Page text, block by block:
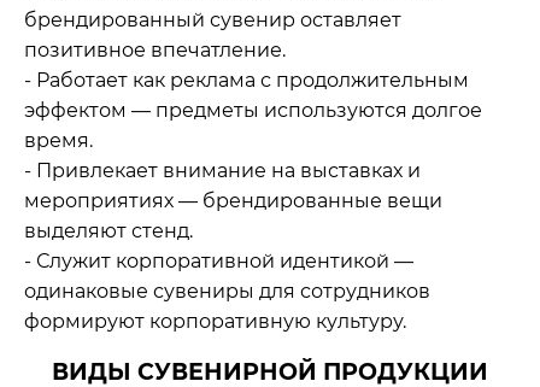
брендированный сувенир оставляет
позитивное впечатление.
- Работает как реклама с продолжительным
эффектом — предметы используются долгое
время.
- Привлекает внимание на выставках и
мероприятиях — брендированные вещи
выделяют стенд.
- Служит корпоративной идентикой —
одинаковые сувениры для сотрудников
формируют корпоративную культуру.
ВИДЫ СУВЕНИРНОЙ ПРОДУКЦИИ